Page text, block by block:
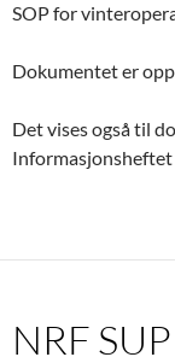
SOP for
Dokumentet er
Det vises også til
NRF